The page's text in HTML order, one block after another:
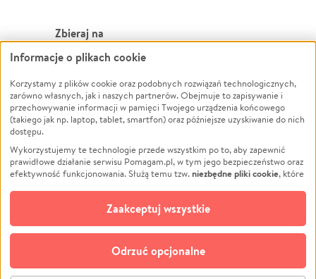
Zbieraj na
Leczenie
Zwierzęta
Pożar
Ukraina
Pomoc Finansowa
Projekty
Pogrzeb
Społeczność lokalna
Kultura
Powódź
Wichura
NGO
Edukacja
Podróż
Impreza
Ochrona środowiska
Biznes
Informacje o plikach cookie
Korzystamy z plików cookie oraz podobnych rozwiązań technologicznych,
zarówno własnych, jak i naszych partnerów. Obejmuje to zapisywanie i
przechowywanie informacji w pamięci Twojego urządzenia końcowego
(takiego jak np. laptop, tablet, smartfon) oraz późniejsze uzyskiwanie do nich
dostępu.
Wykorzystujemy te technologie przede wszystkim po to, aby zapewnić
prawidłowe działanie serwisu Pomagam.pl, w tym jego bezpieczeństwo oraz
efektywność funkcjonowania. Służą temu tzw.niezbędne pliki cookie, które
opcjonalnych plików cookie
technologii do celów analitycznych i retargetingowych. Możesz wyrazić
zgodę na ich stosowanie lub jej odmówić. W dowolnym momencie masz
możliwość zmiany swoich preferencji na stronie „Zarządzaj zgodami cookie”,
do której link znajdziesz w stopce serwisu Pomagam.pl. Opcjonalne pliki
cookie wykorzystywane są w następujących celach:
Odrzuć opcjonalne
Zaakceptuj wszystkie